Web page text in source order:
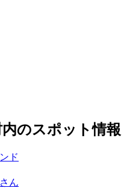
のスポット情報
ド
ん